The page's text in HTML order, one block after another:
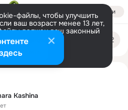
Войти
файлы, чтобы улучшить
ваш возраст менее 13 лет,
должен ваш законный
информации
Настроить
Kashina